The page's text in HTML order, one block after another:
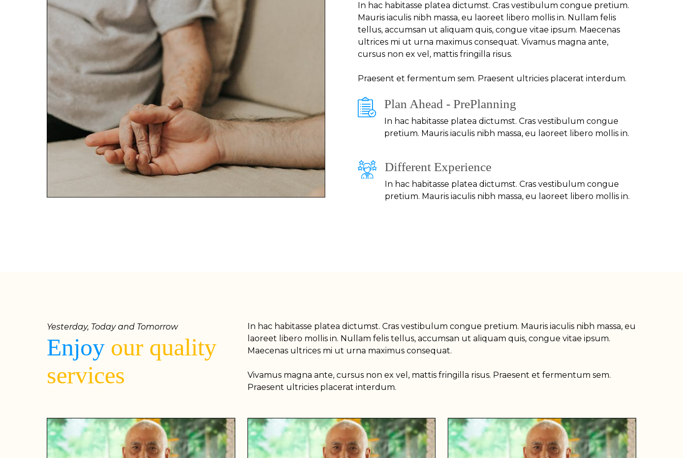
In hac habitasse platea dictumst. Cras vestibulum congue pretium.
Mauris iaculis nibh massa, eu laoreet libero mollis in. Nullam felis
tellus, accumsan ut aliquam quis, congue vitae ipsum. Maecenas
ultrices mi ut urna maximus consequat. Vivamus magna ante,
cursus non ex vel, mattis fringilla risus.
Praesent et fermentum sem. Praesent ultricies placerat interdum.
Plan Ahead - PrePlanning
In hac habitasse platea dictumst. Cras vestibulum congue
pretium. Mauris iaculis nibh massa, eu laoreet libero mollis in.
Different Experience
In hac habitasse platea dictumst. Cras vestibulum congue
pretium. Mauris iaculis nibh massa, eu laoreet libero mollis in.
Yesterday, Today and Tomorrow
Enjoy our quality
services
In hac habitasse platea dictumst. Cras vestibulum congue pretium. Mauris iaculis nibh massa, eu
laoreet libero mollis in. Nullam felis tellus, accumsan ut aliquam quis, congue vitae ipsum.
Maecenas ultrices mi ut urna maximus consequat.
Vivamus magna ante, cursus non ex vel, mattis fringilla risus. Praesent et fermentum sem.
Praesent ultricies placerat interdum.